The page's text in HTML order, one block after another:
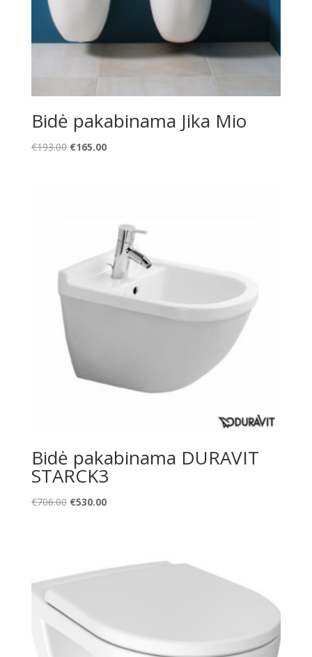
Bidė pakabinama Jika Mio
€193.00 Original
€165.00Current
Bidė pakabinama DURAVIT
STARCK3
€706.00 Original
€530.00Current